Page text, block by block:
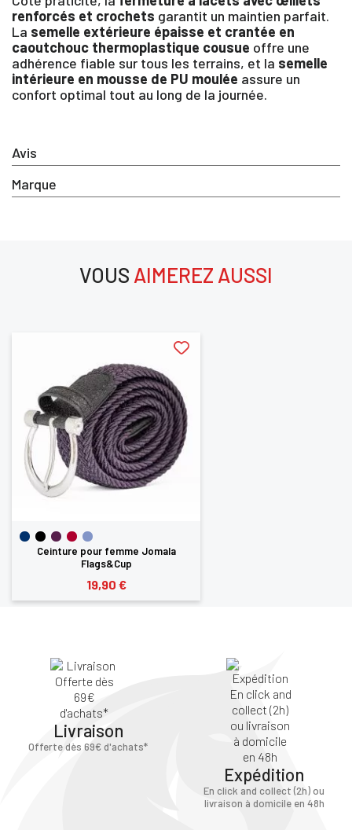
Avis
Marque
renforcés et crochets garantit un maintien parfait.
La semelle extérieure épaisse et crantée en
caoutchouc thermoplastique cousue offre une
adhérence fiable sur tous les terrains, et la semelle
intérieure en mousse de PU moulée assure un
confort optimal tout au long de la journée.
VOUS AIMEREZ AUSSI
Ceinture pour femme Jomala
Flags&Cup
19,90 €
Livraison
Offerte dès 69€ d'achats*
Expédition
En click and collect (2h) ou
livraison à domicile en 48h
×
Vous devez être connecté pour enregistrer des
produits dans votre liste d'envie
CONNECTER